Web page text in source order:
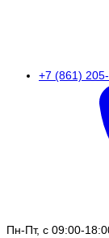
+7 (861)
Пн-Пт, с 09:00-